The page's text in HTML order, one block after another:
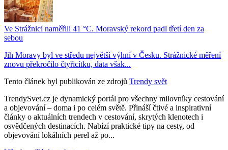
Ve Strážnici naměřili 41 °C. Moravský rekord padl třetí den za
sebou
Jih Moravy byl ve středu největší výhní v Česku. Strážnické měření
znovu překročilo čtyřicítku, data však...
Tento článek byl publikován ze zdrojů Trendy svět
TrendySvet.cz je dynamický portál pro všechny milovníky cestování
a objevování – doma i po celém světě. Přináší čtivé a inspirativní
články o aktuálních trendech v cestování, skrytých klenotech i
osvědčených destinacích. Nabízí praktické tipy na cesty, od
objevování lokálních perel až po...